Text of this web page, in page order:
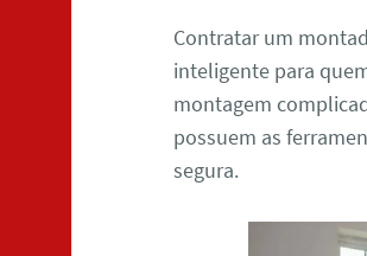
Contratar um
inteligente para
montagem
possuem as
segura.